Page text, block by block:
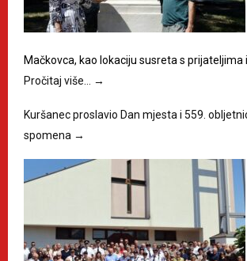
Mačkovca, kao lokaciju susreta s prijateljima
Pročitaj više…
→
Kuršanec proslavio Dan mjesta i 559.
spomena →